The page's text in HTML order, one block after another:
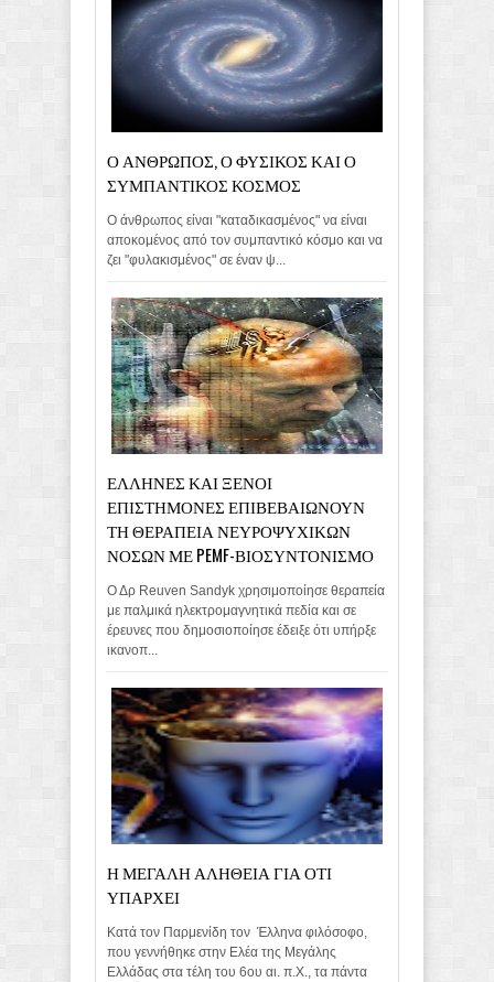
Ο ΑΝΘΡΩΠΟΣ, Ο ΦΥΣΙΚΟΣ ΚΑΙ Ο
ΣΥΜΠΑΝΤΙΚΟΣ ΚΟΣΜΟΣ
Ο άνθρωπος είναι "καταδικασμένος" να είναι
αποκομένος από τον συμπαντικό κόσμο και να
ζει "φυλακισμένος" σε έναν ψ...
ΕΛΛΗΝΕΣ ΚΑΙ ΞΕΝΟΙ
ΕΠΙΣΤΗΜΟΝΕΣ ΕΠΙΒΕΒΑΙΩΝΟΥΝ
ΤΗ ΘΕΡΑΠΕΙΑ ΝΕΥΡΟΨΥΧΙΚΩΝ
ΝΟΣΩΝ ΜΕ PEMF-ΒΙΟΣΥΝΤΟΝΙΣΜΟ
Ο Δρ Reuven Sandyk χρησιμοποίησε θεραπεία
με παλμικά ηλεκτρομαγνητικά πεδία και σε
έρευνες που δημοσιοποίησε έδειξε ότι υπήρξε
ικανοπ...
Η ΜΕΓΑΛΗ ΑΛΗΘΕΙΑ ΓΙΑ ΟΤΙ
ΥΠΑΡΧΕΙ
Κατά τον Παρμενίδη τον Έλληνα φιλόσοφο,
που γεννήθηκε στην Ελέα της Μεγάλης
Ελλάδας στα τέλη του 6ου αι. π.Χ., τα πάντα